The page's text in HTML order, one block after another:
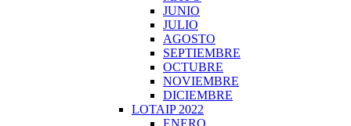
JUNIO
JULIO
AGOSTO
SEPTIEMBRE
OCTUBRE
NOVIEMBRE
DICIEMBRE
LOTAIP 2022
ENERO